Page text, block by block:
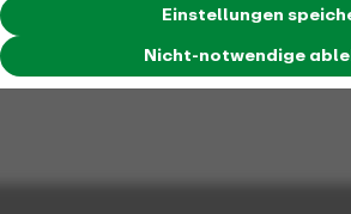
Einstellungen
Nicht-notwendige